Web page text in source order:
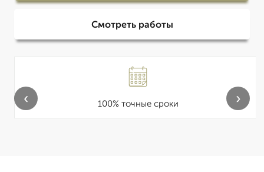
Смотреть работы
100% точные сроки
‹ ›